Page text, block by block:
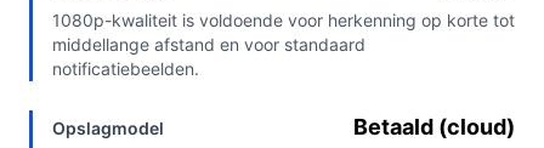
1080p-kwaliteit is voldoende voor herkenning op korte tot
middellange afstand en voor standaard
notificatiebeelden.
Opslagmodel Betaald (cloud)